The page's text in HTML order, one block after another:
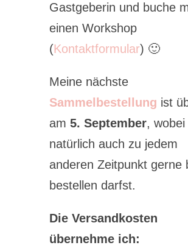
Gastgeberin und buche
einen Workshop
(Kontaktformular) 🙂
Meine nächste
Sammelbestellung ist
am 5. September, wobei
natürlich auch zu jedem
anderen Zeitpunkt gerne
bestellen darfst.
Die Versandkosten
übernehme ich: